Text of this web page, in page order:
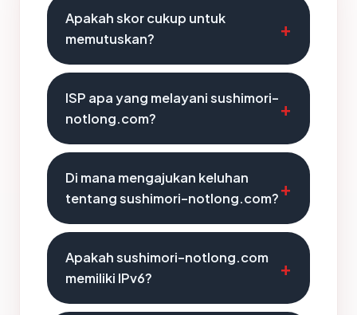
Apakah skor cukup untuk
memutuskan?
ISP apa yang melayani sushimori-
notlong.com?
Di mana mengajukan keluhan
tentang sushimori-notlong.com?
Apakah sushimori-notlong.com
memiliki IPv6?